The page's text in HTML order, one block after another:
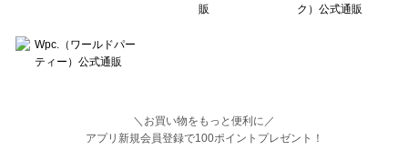
＼お買い物をもっと便利に／
アプリ新規会員登録で100ポイントプレゼント！